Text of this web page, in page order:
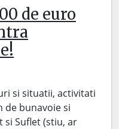
de euro
si situatii, activitati
de bunavoie si
si Suflet (stiu, ar